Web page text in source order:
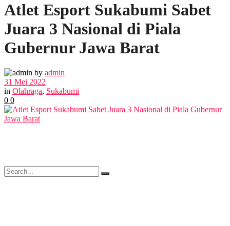
POLITIK
OPINI
Atlet Esport Sukabumi Sabet
Juara 3 Nasional di Piala
Gubernur Jawa Barat
by admin
31 Mei 2022
in Olahraga, Sukabumi
0 0